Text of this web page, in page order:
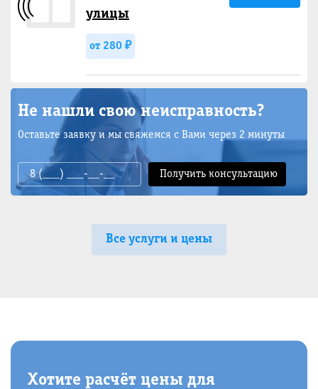
улицы
от 280 ₽
Не нашли свою неисправность?
Оставьте заявку и мы свяжемся с Вами через 2 минуты
Все услуги и цены
Хотите расчёт цены для